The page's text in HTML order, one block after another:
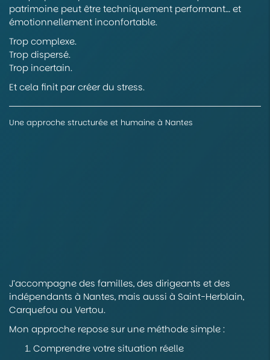
patrimoine peut être techniquement performant… et
émotionnellement inconfortable.
Trop complexe.
Trop dispersé.
Trop incertain.
Et cela finit par créer du stress.
Une approche structurée et humaine à Nantes
J’accompagne des familles, des dirigeants et des
indépendants à Nantes, mais aussi à Saint-Herblain,
Carquefou ou Vertou.
Mon approche repose sur une méthode simple :
Comprendre votre situation réelle